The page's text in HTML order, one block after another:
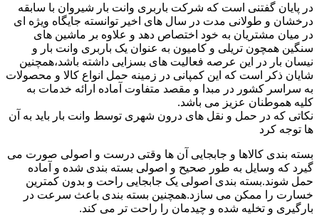
در پایان گفتنی است که شرکت باربری وانت بار شیروان با سابقه
درخشان و طولانی مدت در سال های اخیر توانسته جایگاه ویژه ای
در میان مشتریان به خود اختصاص دهد و علاوه بر ماشین های
سنگین همچون تریلی و کامیون به عنوان یک باربری وانت بار و
نیسان بار در این عرصه فعالیت های بسزایی داشته باشد،همچنین
شایان ذکر است که این کمپانی در زمینه حمل انواع کالا و محصولات
به سراسر کشور در مبدا و مقصد متفاوت آماده ارائه خدمات به
کلیه هموطنان عزیز می باشد.
نکاتی که در حمل و نقل های درون شهری توسط وانت بار باید به آن
ها توجه کرد
بسته بندی کالاها و جابجایی آن ها وقتی درست و اصولی صورت می
گیرد که وسایل به طور صحیح و اصولی بسته بندی شده و آماده
حمل شوند.بسته بندی اصولی یک جابجایی راحت و بدون کمترین
خسارت را ممکن می سازد.همچنین بسته بندی باعث سرعت در
بارگیری و تخلیه شده و چیدمان را راحت تر می کند.